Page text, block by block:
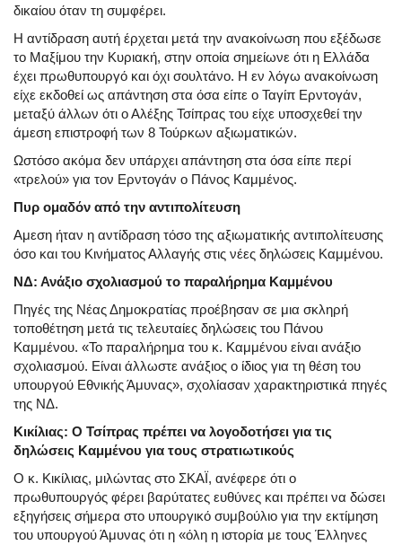
δικαίου όταν τη συμφέρει.
Η αντίδραση αυτή έρχεται μετά την ανακοίνωση που εξέδωσε
το Μαξίμου την Κυριακή, στην οποία σημείωνε ότι η Ελλάδα
έχει πρωθυπουργό και όχι σουλτάνο. Η εν λόγω ανακοίνωση
είχε εκδοθεί ως απάντηση στα όσα είπε ο Ταγίπ Ερντογάν,
μεταξύ άλλων ότι ο Αλέξης Τσίπρας του είχε υποσχεθεί την
άμεση επιστροφή των 8 Τούρκων αξιωματικών.
Ωστόσο ακόμα δεν υπάρχει απάντηση στα όσα είπε περί
«τρελού» για τον Ερντογάν ο Πάνος Καμμένος.
Πυρ ομαδόν από την αντιπολίτευση
Αμεση ήταν η αντίδραση τόσο της αξιωματικής αντιπολίτευσης
όσο και του Κινήματος Αλλαγής στις νέες δηλώσεις Καμμένου.
ΝΔ: Ανάξιο σχολιασμού το παραλήρημα Καμμένου
Πηγές της Νέας Δημοκρατίας προέβησαν σε μια σκληρή
τοποθέτηση μετά τις τελευταίες δηλώσεις του Πάνου
Καμμένου. «Το παραλήρημα του κ. Καμμένου είναι ανάξιο
σχολιασμού. Είναι άλλωστε ανάξιος ο ίδιος για τη θέση του
υπουργού Εθνικής Άμυνας», σχολίασαν χαρακτηριστικά πηγές
της ΝΔ.
Κικίλιας: Ο Τσίπρας πρέπει να λογοδοτήσει για τις
δηλώσεις Καμμένου για τους στρατιωτικούς
Ο κ. Κικίλιας, μιλώντας στο ΣΚΑΪ, ανέφερε ότι ο
πρωθυπουργός φέρει βαρύτατες ευθύνες και πρέπει να δώσει
εξηγήσεις σήμερα στο υπουργικό συμβούλιο για την εκτίμηση
του υπουργού Άμυνας ότι η «όλη η ιστορία με τους Έλληνες